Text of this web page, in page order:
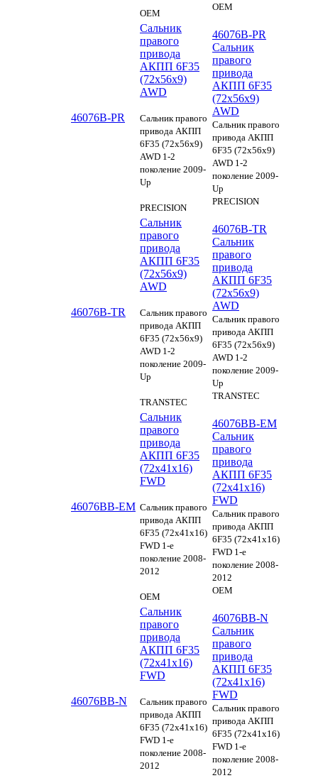
OEM
OEM
46076B-PR
Сальник
правого
привода
АКПП 6F35
(72x56x9)
AWD
Сальник правого
привода АКПП
6F35 (72x56x9)
AWD 1-2
поколение 2009-
Up
PRECISION
46076B-PR
Сальник
правого
привода
АКПП 6F35
(72x56x9)
AWD
Сальник правого
привода АКПП
6F35 (72x56x9)
AWD 1-2
поколение 2009-
Up
PRECISION
46076B-TR
Сальник
правого
привода
АКПП 6F35
(72x56x9)
AWD
Сальник правого
привода АКПП
6F35 (72x56x9)
AWD 1-2
поколение 2009-
Up
TRANSTEC
46076B-TR
Сальник
правого
привода
АКПП 6F35
(72x56x9)
AWD
Сальник правого
привода АКПП
6F35 (72x56x9)
AWD 1-2
поколение 2009-
Up
TRANSTEC
46076BB-EM
Сальник
правого
привода
АКПП 6F35
(72x41x16)
FWD
Сальник правого
привода АКПП
6F35 (72x41x16)
FWD 1-е
поколение 2008-
2012
OEM
46076BB-EM
Сальник
правого
привода
АКПП 6F35
(72x41x16)
FWD
Сальник правого
привода АКПП
6F35 (72x41x16)
FWD 1-е
поколение 2008-
2012
OEM
46076BB-N
Сальник
правого
привода
АКПП 6F35
(72x41x16)
FWD
Сальник правого
привода АКПП
6F35 (72x41x16)
FWD 1-е
поколение 2008-
2012
46076BB-N
Сальник
правого
привода
АКПП 6F35
(72x41x16)
FWD
Сальник правого
привода АКПП
6F35 (72x41x16)
FWD 1-е
поколение 2008-
2012